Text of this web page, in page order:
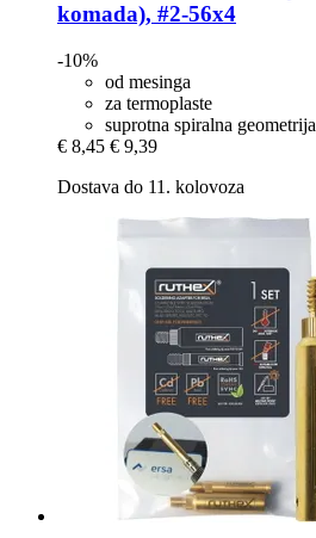
komada), #2-​56x4
-10%
od mesinga
za termoplaste
suprotna spiralna geometrija
€ 8,45 € 9,39
Dostava do 11. kolovoza